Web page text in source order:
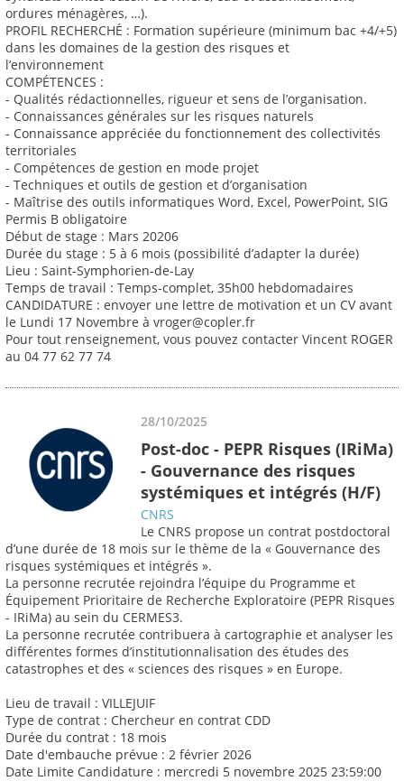
ordures ménagères, …).
PROFIL RECHERCHÉ : Formation supérieure (minimum bac +4/+5)
dans les domaines de la gestion des risques et
l’environnement
COMPÉTENCES :
- Qualités rédactionnelles, rigueur et sens de l’organisation.
- Connaissances générales sur les risques naturels
- Connaissance appréciée du fonctionnement des collectivités
territoriales
- Compétences de gestion en mode projet
- Techniques et outils de gestion et d’organisation
- Maîtrise des outils informatiques Word, Excel, PowerPoint, SIG
Permis B obligatoire
Début de stage : Mars 20206
Durée du stage : 5 à 6 mois (possibilité d’adapter la durée)
Lieu : Saint-Symphorien-de-Lay
Temps de travail : Temps-complet, 35h00 hebdomadaires
CANDIDATURE : envoyer une lettre de motivation et un CV avant
le Lundi 17 Novembre à vroger@copler.fr
Pour tout renseignement, vous pouvez contacter Vincent ROGER
au 04 77 62 77 74
28/10/2025
Post-doc - PEPR Risques (IRiMa)
- Gouvernance des risques
systémiques et intégrés (H/F)
CNRS
Le CNRS propose un contrat postdoctoral
d’une durée de 18 mois sur le thème de la « Gouvernance des
risques systémiques et intégrés ».
La personne recrutée rejoindra l’équipe du Programme et
Équipement Prioritaire de Recherche Exploratoire (PEPR Risques
- IRiMa) au sein du CERMES3.
La personne recrutée contribuera à cartographie et analyser les
différentes formes d’institutionnalisation des études des
catastrophes et des « sciences des risques » en Europe.
Lieu de travail : VILLEJUIF
Type de contrat : Chercheur en contrat CDD
Durée du contrat : 18 mois
Date d'embauche prévue : 2 février 2026
Date Limite Candidature : mercredi 5 novembre 2025 23:59:00